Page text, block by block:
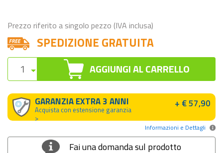
Prezzo riferito a singolo pezzo (IVA inclusa)
SPEDIZIONE GRATUITA
AGGIUNGI AL CARRELLO
GARANZIA EXTRA 3 ANNI
Acquista con estensione garanzia
>
+ € 57,90
Informazioni e Dettagli
Fai una domanda sul prodotto